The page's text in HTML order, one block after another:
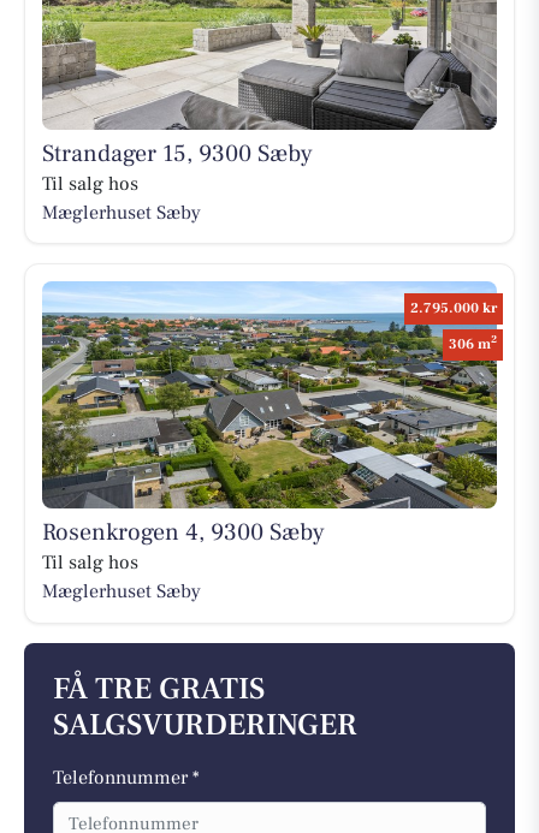
Strandager 15, 9300 Sæby
Til salg hos
Mæglerhuset Sæby
2.795.000 kr
306 m2
Rosenkrogen 4, 9300 Sæby
Til salg hos
Mæglerhuset Sæby
FÅ TRE GRATIS
SALGSVURDERINGER
Telefonnummer *